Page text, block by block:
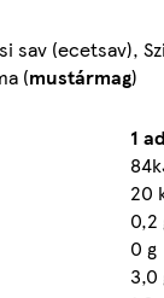
sav (ecetsav),
(mustármag)
1
20
0,2
0 g
3,0